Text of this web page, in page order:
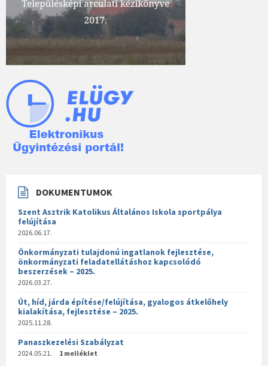
DOKUMENTUMOK
Szent Asztrik Katolikus Általános Iskola sportpálya
felújítása
2026.06.17.
Önkormányzati tulajdonú ingatlanok fejlesztése,
önkormányzati feladatellátáshoz kapcsolódó
beszerzések – 2025.
2026.03.27.
Út, híd, járda építése/felújítása, gyalogos átkelőhely
kialakítása, fejlesztése – 2025.
2025.11.28.
Panaszkezelési Szabályzat
2024.05.21. 1 melléklet